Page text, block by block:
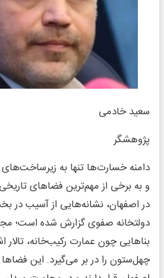
سعید خادمی
پژوهشگر
دامنه خسارت‌ها تنها به
و به برخی از مهم‌ترین فضاهای
در اصفهان، نشانه‌هایی از آسیب در
دولتخانه صفوی گزارش شده است؛
بناهایی چون عمارت رکیب‌خانه، تالار
چهل‌ستون را در بر می‌گیرد. این